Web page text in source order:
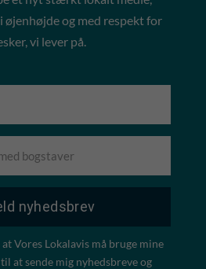
øjenhøjde og med respekt for
vi lever på.
at Vores Lokalavis må bruge mine
at sende mig nyhedsbreve og